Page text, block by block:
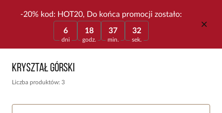
-20% kod: HOT20, Do końca promocji zostało:
6
dni
18
godz.
37
min.
32
sek.
Kryształ Górski
Liczba produktów: 3